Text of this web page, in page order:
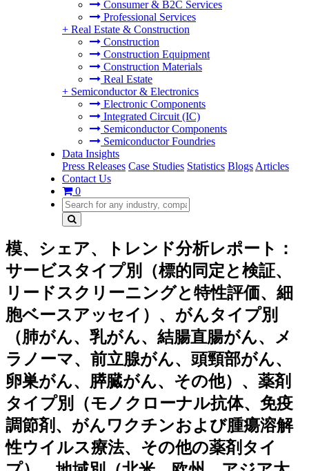
Consumer & B2C Services
Professional Services
+ Real Estate & Construction
Construction
Construction Equipment
Construction Materials
Real Estate
+ Semiconductor & Electronics
Electronic Components
Integrated Circuit (IC)
Semiconductor Components
Semiconductor Foundries
Data Insights
Press Releases Case Studies Statistics Blogs Articles
Contact Us
0
模、シェア、トレンド分析レポート：
サービスタイプ別（標的同定と検証、
リードスクリーニングと特性評価、細
胞ベースアッセイ）、がんタイプ別
（肺がん、乳がん、結腸直腸がん、メ
ラノーマ、前立腺がん、頭頸部がん、
卵巣がん、膵臓がん、その他）、薬剤
タイプ別（モノクローナル抗体、免疫
調節剤、がんワクチンおよび腫瘍溶解
性ウイルス療法、その他の薬剤タイ